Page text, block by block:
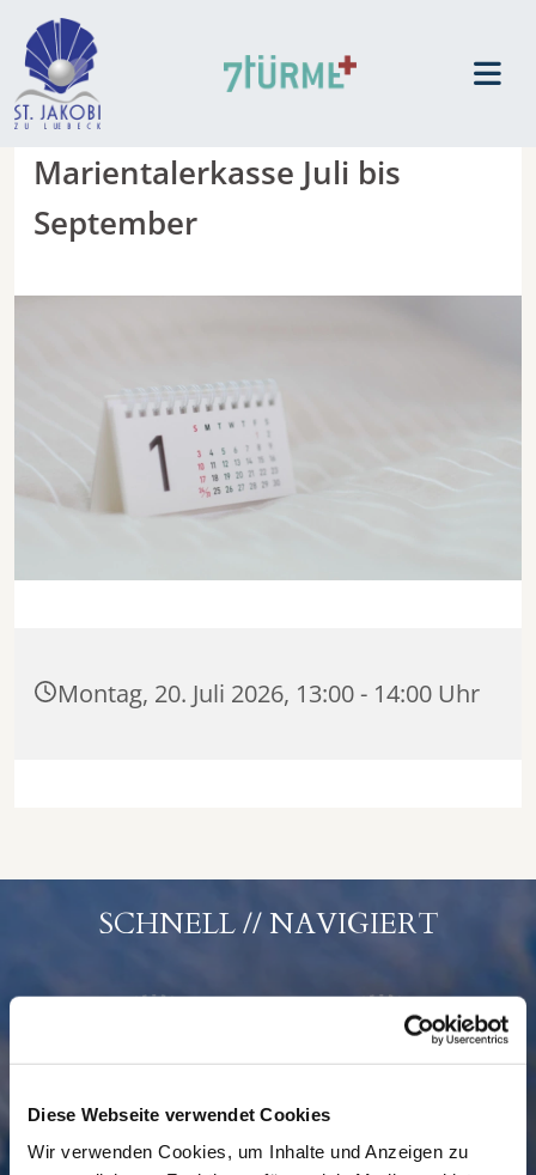
Diese Webseite verwendet Cookies
Wir verwenden Cookies, um Inhalte und Anzeigen zu
Marientalerkasse Juli bis
September
Montag, 20. Juli 2026, 13:00 - 14:00 Uhr
SCHNELL // NAVIGIERT